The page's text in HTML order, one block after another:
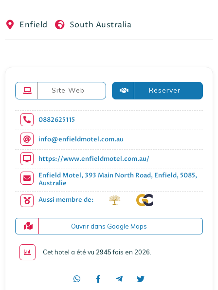
Enfield South Australia
Site Web Réserver
0882625115
info@enfieldmotel.com.au
https://www.enfieldmotel.com.au/
Enfield Motel, 393 Main North Road, Enfield, 5085,
Australie
Aussi membre de:
Ouvrir dans Google Maps
Cet hotel a été vu 2945fois en 2026